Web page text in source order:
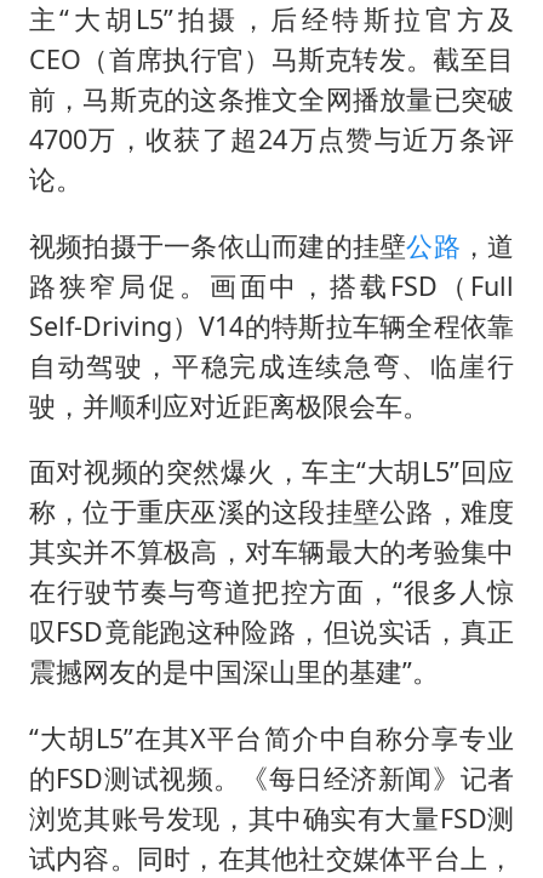
伊朗最高领袖将任命数名高级指挥官
广岛长崎的昨天未必不会是日本的明天
五角大楼再公布UFO视频
主“大胡L5”拍摄，后经特斯拉官方及
CEO（首席执行官）马斯克转发。截至目
前，马斯克的这条推文全网播放量已突破
4700万，收获了超24万点赞与近万条评
论。
视频拍摄于一条依山而建的挂壁公路 ，道
路狭窄局促。画面中，搭载FSD（Full
Self-Driving）V14的特斯拉车辆全程依靠
自动驾驶，平稳完成连续急弯、临崖行
驶，并顺利应对近距离极限会车。
面对视频的突然爆火，车主“大胡L5”回应
称，位于重庆巫溪的这段挂壁公路，难度
其实并不算极高，对车辆最大的考验集中
在行驶节奏与弯道把控方面，“很多人惊
叹FSD竟能跑这种险路，但说实话，真正
震撼网友的是中国深山里的基建”。
“大胡L5”在其X平台简介中自称分享专业
的FSD测试视频。《每日经济新闻》记者
浏览其账号发现，其中确实有大量FSD测
试内容。同时，在其他社交媒体平台上，